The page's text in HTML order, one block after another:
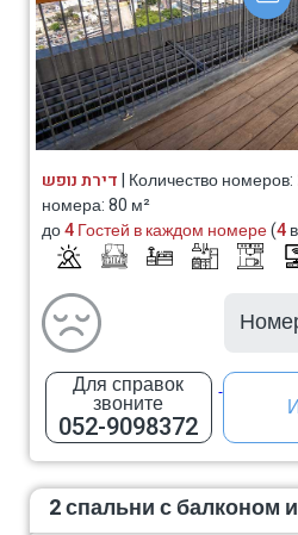
דירת נופש| Количество номеров:
номера: 80 м²
до4 Гостей в каждом номере(4
Для справок
звоните
052-9098372
2 спальни с балконом